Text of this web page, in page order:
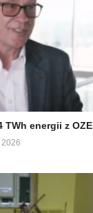
TWh energii z OZE